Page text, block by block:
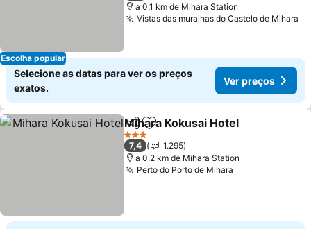
Escolha popular
a 0.1 km de Mihara Station
Vistas das muralhas do Castelo de Mihara
Selecione as datas para ver os preços
exatos.
Ver preços
PartilharAdicionar aos favoritos
Mihara Kokusai Hotel
3 Estrelas
7,4
1.295
a 0.2 km de Mihara Station
Perto do Porto de Mihara